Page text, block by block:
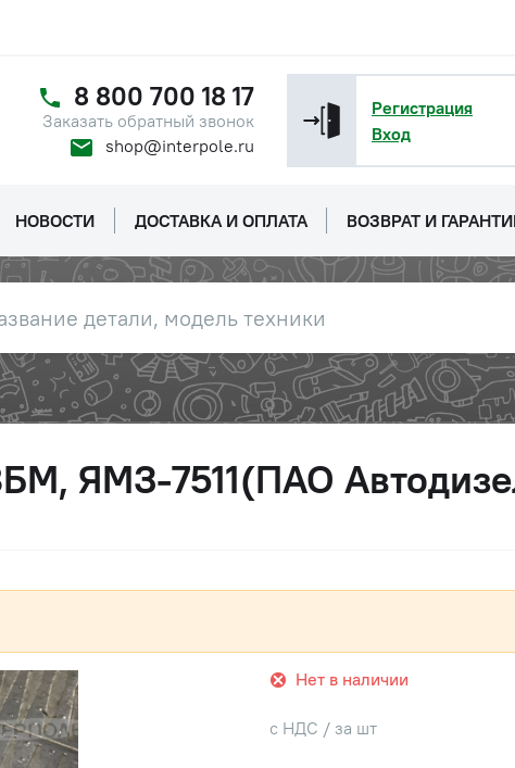
8 800 700 18 17
Заказать обратный звонок
shop@interpole.ru
Регистрация
Вход
НОВОСТИ ДОСТАВКА И ОПЛАТА ВОЗВРАТ И
ЯМЗ-7511(ПАО
Нет в наличии
с НДС / за шт